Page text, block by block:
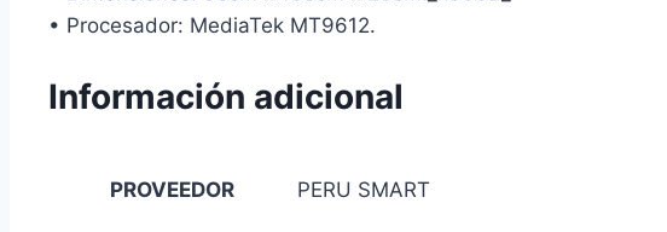
• Procesador: MediaTek MT9612.
Información adicional
PROVEEDOR PERU SMART